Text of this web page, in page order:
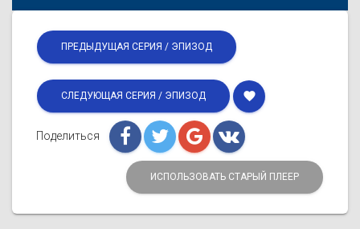
ПРЕДЫДУЩАЯ СЕРИЯ / ЭПИЗОД
СЛЕДУЮЩАЯ СЕРИЯ / ЭПИЗОД favorite
Поделиться
ИСПОЛЬЗОВАТЬ СТАРЫЙ ПЛЕЕР